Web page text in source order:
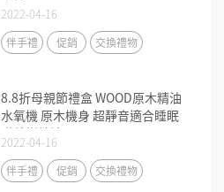
卡片
2022-04-16
伴手禮 促銷 交換禮物
8.8折母親節禮盒 WOOD原木精油
水氧機 原木機身 超靜音適合睡眠
贈茶樹精油
2022-04-16
伴手禮 促銷 交換禮物